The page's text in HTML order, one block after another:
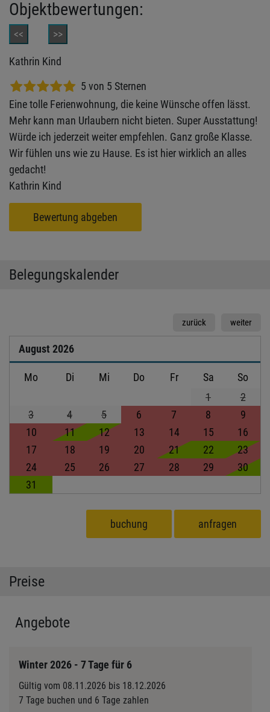
Objektbewertungen:
<<
Kathrin Kind
5 von 5 Sternen
Eine tolle Ferienwohnung, die keine Wünsche offen lässt.
Mehr kann man Urlaubern nicht bieten. Super Ausstattung!
Würde ich jederzeit weiter empfehlen. Ganz große Klasse.
Wir fühlen uns wie zu Hause. Es ist hier wirklich an alles
gedacht!
Kathrin Kind
>>
Bewertung abgeben
Belegungskalender
weiter
zurück
August 2026
Mo Di Mi Do Fr Sa
So
1
2
3
4 5 6 7 8
9
10
11 12 13 14 15
16
17
18 19 20 21 22
23
24
25 26 27 28 29
30
31
buchung anfragen
Preise
Angebote
Winter 2026 - 7 Tage für 6
Gültig vom 08.11.2026 bis 18.12.2026
7 Tage buchen und 6 Tage zahlen